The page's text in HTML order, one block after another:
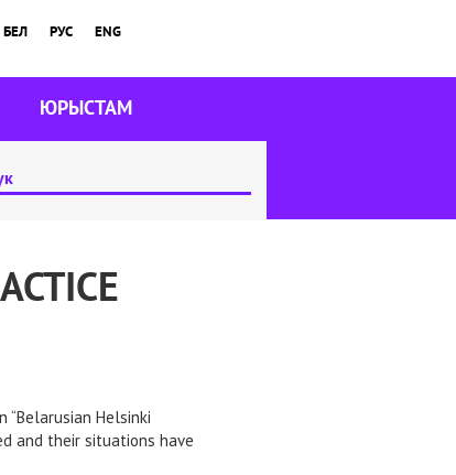
БЕЛ РУС ENG
ЮРЫСТАМ
Helsinki
and their situations have